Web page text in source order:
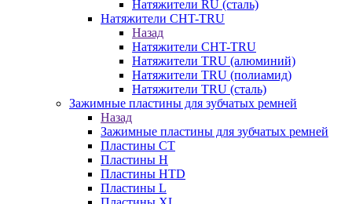
Натяжители RU (сталь)
Натяжители CHT-TRU
Назад
Натяжители CHT-TRU
Натяжители TRU (алюминий)
Натяжители TRU (полиамид)
Натяжители TRU (сталь)
Зажимные пластины для зубчатых ремней
Назад
Зажимные пластины для зубчатых ремней
Пластины CT
Пластины H
Пластины HTD
Пластины L